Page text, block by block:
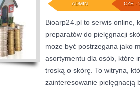
CZE -
ADMIN
Bioarp24.pl to serwis online,
preparatów do pielęgnacji
może być postrzegana jako
asortymentu dla osób, które
troską o skórę. To witryna,
zainteresowanie pielęgnacją